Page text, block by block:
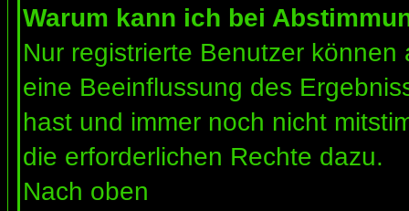
Warum kann ich bei
Nur registrierte Benutzer
eine Beeinflussung des
hast und immer noch nicht
die erforderlichen Rechte dazu.
Nach oben